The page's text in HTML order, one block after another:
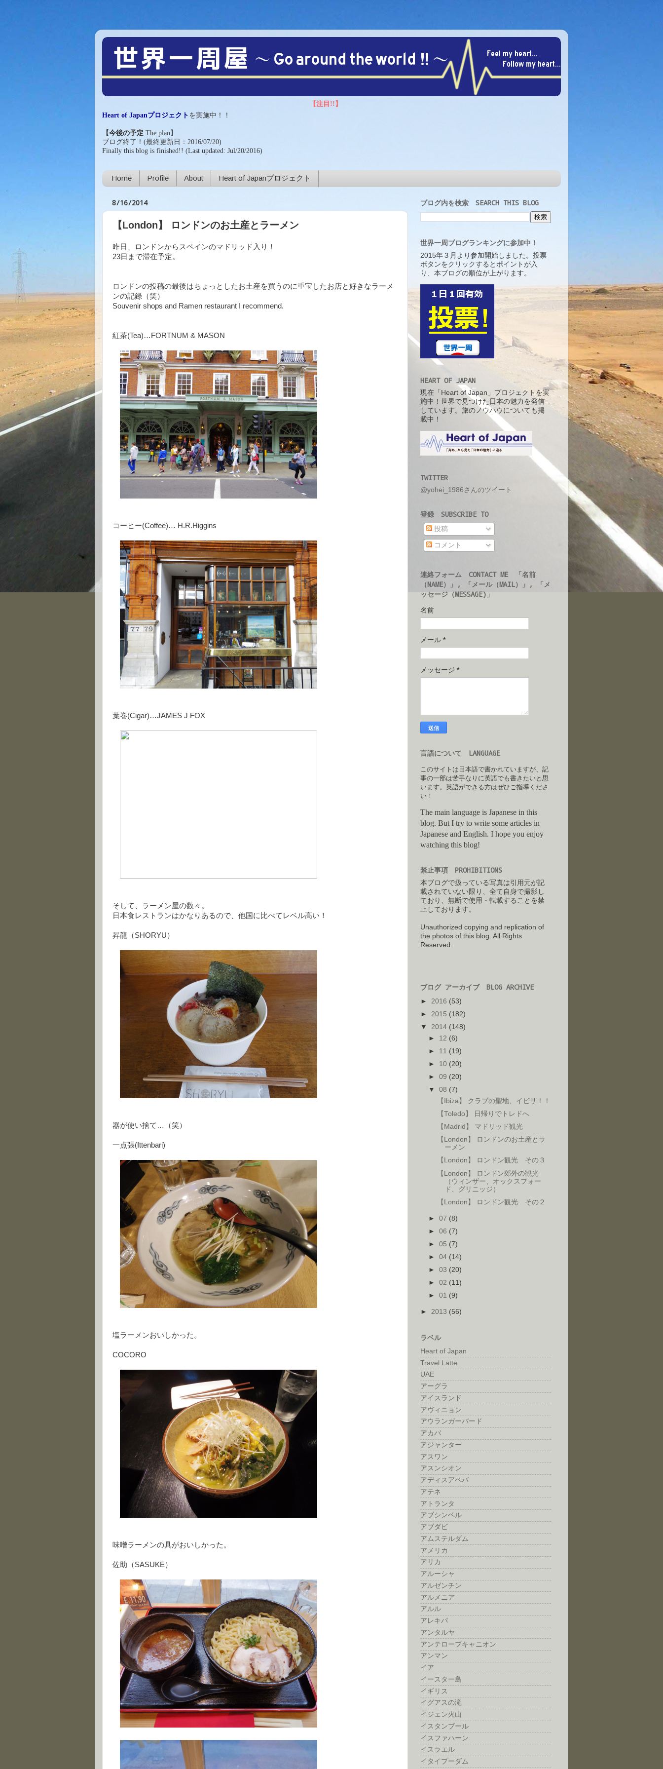
Heart of Japanプロジェクト を実施中！！
【今後の予定 The plan 】
ブログ終了！(最終更新日：2016/07/20)
Finally this blog is finished!! (Last updated: Jul/20/2016)
Home Profile About Heart of Japanプロジェクト
8/16/2014
【London】 ロンドンのお土産とラーメン
昨日、ロンドンからスペインのマドリッド入り！
23日まで滞在予定。
ロンドンの投稿の最後はちょっとしたお土産を買うのに重宝したお店と好きなラーメ
ンの記録（笑）
Souvenir shops and Ramen restaurant I recommend.
紅茶(Tea)…FORTNUM & MASON
コーヒー(Coffee)… H.R.Higgins
葉巻(Cigar)…JAMES J FOX
そして、ラーメン屋の数々。
日本食レストランはかなりあるので、他国に比べてレベル高い！
昇龍（SHORYU）
器が使い捨て…（笑）
一点張(Ittenbari)
塩ラーメンおいしかった。
COCORO
味噌ラーメンの具がおいしかった。
佐助（SASUKE）
ブログ内を検索 SEARCH THIS BLOG
世界一周ブログランキングに参加中！
2015年３月より参加開始しました。投票
ボタンをクリックするとポイントが入
り、本ブログの順位が上がります。
HEART OF JAPAN
現在「Heart of Japan」プロジェクトを実
施中！世界で見つけた日本の魅力を発信
しています。旅のノウハウについても掲
載中！
TWITTER
@yohei_1986さんのツイート
登録 SUBSCRIBE TO
投稿
コメント
連絡フォーム CONTACT ME 「名前
（NAME）」, 「メール（MAIL）」, 「メ
ッセージ（MESSAGE)」
名前
メール *
メッセージ *
言語について LANGUAGE
このサイトは日本語で書かれていますが、記
事の一部は苦手なりに英語でも書きたいと思
います。英語ができる方はぜひご指導くださ
い！
The main language is Japanese in this
blog. But I try to write some articles in
Japanese and English. I hope you enjoy
watching this blog!
禁止事項 PROHIBITIONS
本ブログで扱っている写真は引用元が記
載されていない限り、全て自身で撮影し
ており、 無断で使用・転載することを禁
止しております。
Unauthorized copying and replication of
the photos of this blog. All Rights
Reserved.
ブログ アーカイブ BLOG ARCHIVE
► 2016 (53)
► 2015 (182)
▼ 2014 (148)
► 12 (6)
► 11 (19)
► 10 (20)
►09 (20)
▼08 (7)
【Ibiza】 クラブの聖地、イビサ！！
【Toledo】 日帰りでトレドへ
【Madrid】 マドリッド観光
【London】 ロンドンのお土産とラ
ーメン
【London】 ロンドン観光 その３
【London】 ロンドン郊外の観光
（ウィンザー、オックスフォー
ド、グリニッジ）
【London】 ロンドン観光 その２
►07 (8)
►06 (7)
►05 (7)
►04 (14)
►03 (20)
►02 (11)
►01 (9)
► 2013 (56)
ラベル
Heart of Japan
Travel Latte
UAE
アーグラ
アイスランド
アヴィニョン
アウランガーバード
アカバ
アジャンター
アスワン
アスンシオン
アディスアベバ
アテネ
アトランタ
アブシンベル
アブダビ
アムステルダム
アメリカ
アリカ
アルーシャ
アルゼンチン
アルメニア
アルル
アレキパ
アンタルヤ
アンテロープキャニオン
アンマン
イア
イースター島
イギリス
イグアスの滝
イジェン火山
イスタンブール
イスファハーン
イスラエル
イタイプーダム